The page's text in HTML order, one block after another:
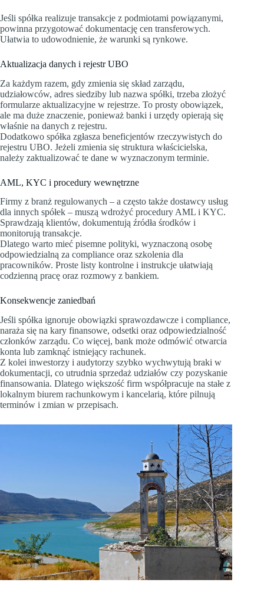
Jeśli spółka realizuje transakcje z podmiotami powiązanymi,
powinna przygotować dokumentację cen transferowych.
Ułatwia to udowodnienie, że warunki są rynkowe.
Aktualizacja danych i rejestr UBO
Za każdym razem, gdy zmienia się skład zarządu,
udziałowców, adres siedziby lub nazwa spółki, trzeba złożyć
formularze aktualizacyjne w rejestrze. To prosty obowiązek,
ale ma duże znaczenie, ponieważ banki i urzędy opierają się
właśnie na danych z rejestru.
Dodatkowo spółka zgłasza beneficjentów rzeczywistych do
rejestru UBO. Jeżeli zmienia się struktura właścicielska,
należy zaktualizować te dane w wyznaczonym terminie.
AML, KYC i procedury wewnętrzne
Firmy z branż regulowanych – a często także dostawcy usług
dla innych spółek – muszą wdrożyć procedury AML i KYC.
Sprawdzają klientów, dokumentują źródła środków i
monitorują transakcje.
Dlatego warto mieć pisemne polityki, wyznaczoną osobę
odpowiedzialną za compliance oraz szkolenia dla
pracowników. Proste listy kontrolne i instrukcje ułatwiają
codzienną pracę oraz rozmowy z bankiem.
Konsekwencje zaniedbań
Jeśli spółka ignoruje obowiązki sprawozdawcze i compliance,
naraża się na kary finansowe, odsetki oraz odpowiedzialność
członków zarządu. Co więcej, bank może odmówić otwarcia
konta lub zamknąć istniejący rachunek.
Z kolei inwestorzy i audytorzy szybko wychwytują braki w
dokumentacji, co utrudnia sprzedaż udziałów czy pozyskanie
finansowania. Dlatego większość firm współpracuje na stałe z
lokalnym biurem rachunkowym i kancelarią, które pilnują
terminów i zmian w przepisach.